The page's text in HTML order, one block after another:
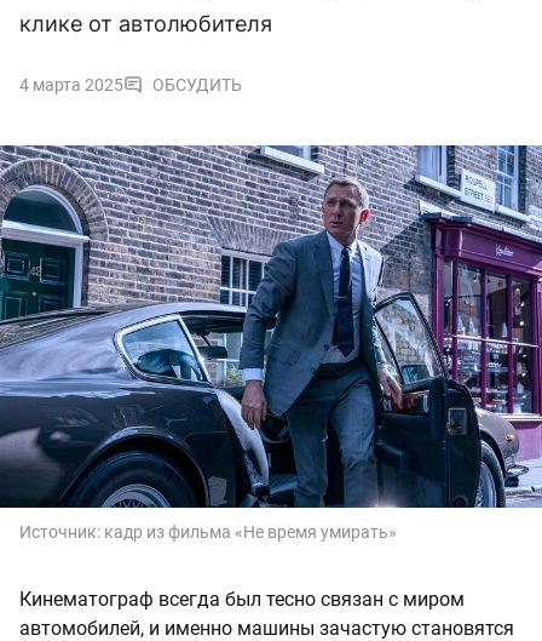
клике от автолюбителя
4 марта 2025 ОБСУДИТЬ
Источник: кадр из фильма «Не время умирать»
Кинематограф всегда был тесно связан с миром
автомобилей, и именно машины зачастую становятся